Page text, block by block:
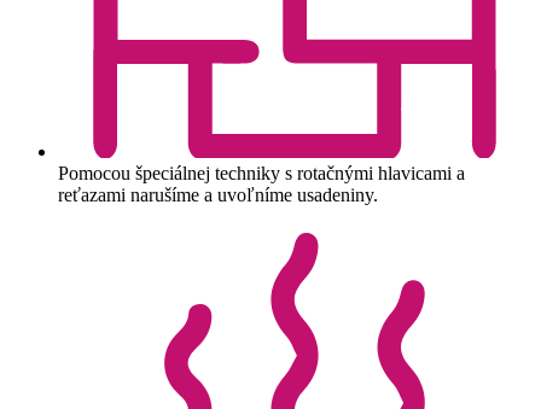
Pomocou špeciálnej techniky s rotačnými hlavicami a
reťazami narušíme a uvoľníme usadeniny.